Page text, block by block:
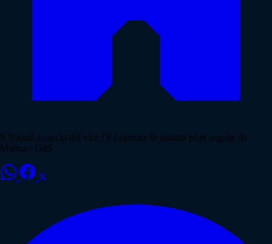
Il Napoli a caccia del vice Di Lorenzo: le quattro piste seguite da
Manna - GdS